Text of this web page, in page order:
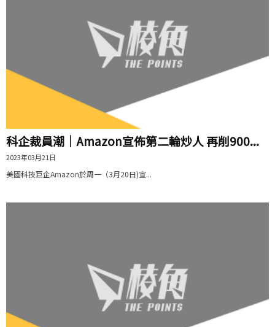
科企裁員潮｜Amazon宣佈第二輪炒人 再削900...
2023年03月21日
美國科技巨企Amazon於周一（3月20日)宣...